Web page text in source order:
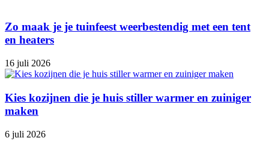
Zo maak je je tuinfeest weerbestendig met een tent
en heaters
16 juli 2026
Kies kozijnen die je huis stiller warmer en zuiniger
maken
6 juli 2026